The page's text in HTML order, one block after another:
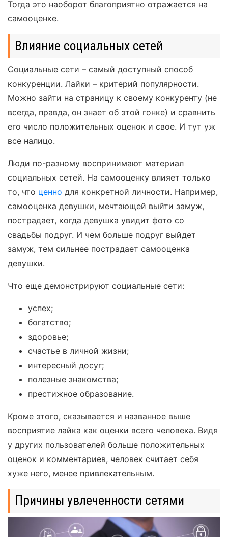
Тогда это наоборот благоприятно отражается на
самооценке.
Влияние социальных сетей
Социальные сети – самый доступный способ
конкуренции. Лайки – критерий популярности.
Можно зайти на страницу к своему конкуренту (не
всегда, правда, он знает об этой гонке) и сравнить
его число положительных оценок и свое. И тут уж
все налицо.
Люди по-разному воспринимают материал
социальных сетей. На самооценку влияет только
то, что ценно для конкретной личности. Например,
самооценка девушки, мечтающей выйти замуж,
пострадает, когда девушка увидит фото со
свадьбы подруг. И чем больше подруг выйдет
замуж, тем сильнее пострадает самооценка
девушки.
Что еще демонстрируют социальные сети:
успех;
богатство;
здоровье;
счастье в личной жизни;
интересный досуг;
полезные знакомства;
престижное образование.
Кроме этого, сказывается и названное выше
восприятие лайка как оценки всего человека. Видя
у других пользователей больше положительных
оценок и комментариев, человек считает себя
хуже него, менее привлекательным.
Причины увлеченности сетями